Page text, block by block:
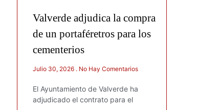
Valverde adjudica la compra
de un portaféretros para los
cementerios
Julio 30, 2026 No Hay Comentarios
El Ayuntamiento de Valverde ha
adjudicado el contrato para el